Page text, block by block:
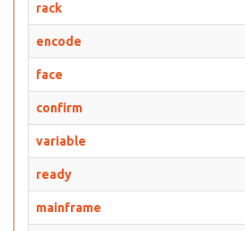
rack
encode
face
confirm
variable
ready
mainframe